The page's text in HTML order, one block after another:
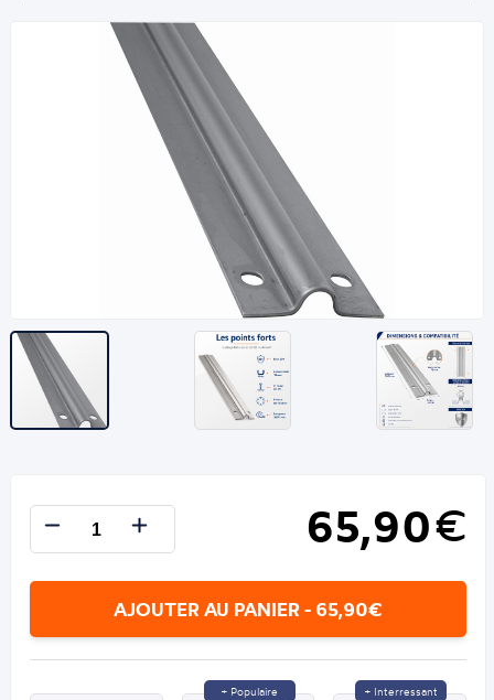
65,90€
AJOUTER AU PANIER - 65,90€
+ Populaire + Interressant